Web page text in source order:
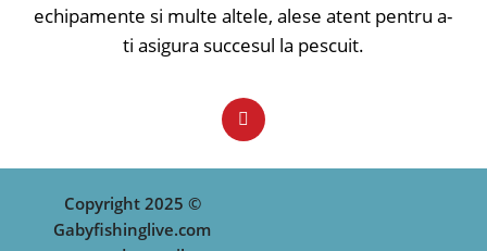
echipamente si multe altele, alese atent pentru a-
ti asigura succesul la pescuit.
Copyright 2025 ©
Gabyfishinglive.com